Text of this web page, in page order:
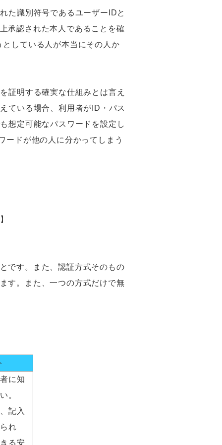
た識別符号であるユーザーIDと
承認された本人であることを確
している人が本当にその人か
証明する確実な仕組みとは言え
ている場合、利用者がID・パス
想定可能なパスワードを設定し
ードが他の人に分かってしまう
です。また、認証方式そのもの
す。また、一つの方式だけで無
に知
。
記入
れ
る安